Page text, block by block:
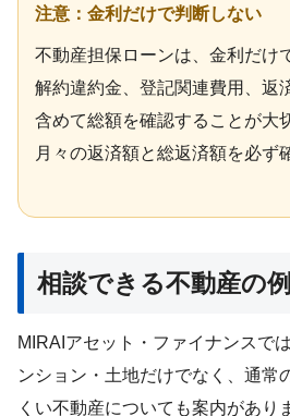
注意：金利だけで判断しない
不動産担保ローンは、金利だけ
解約違約金、登記関連費用、返
含めて総額を確認することが大
月々の返済額と総返済額を必ず
相談できる不動産の例
MIRAIアセット・ファイナンスで
ンション・土地だけでなく、通常
くい不動産についても案内があり